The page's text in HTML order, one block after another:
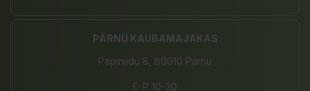
PÄRNU KAUBAMAJAKAS
Papiniidu 8, 80010 Pärnu
E-P 10-20